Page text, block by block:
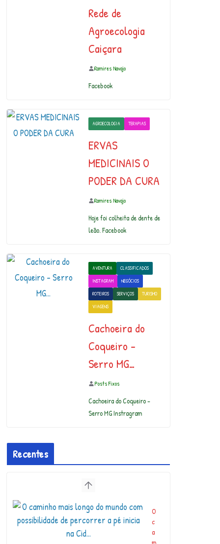
Rede de
Agroecologia
Caiçara
Ramires Navajo
Facebook
AGROECOLOGIA TERAPIAS
ERVAS
MEDICINAIS O
PODER DA CURA
Ramires Navajo
Hoje foi colheita de dente de
leão. Facebook
AVENTURA
CLASSIFICADOS
INSTAGRAM
NEGÓCIOS
ROTEIROS
SERVIÇOS
TURISMO
VIAGENS
Cachoeira do
Coqueiro –
Serro MG…
Posts Fixos
Cachoeira do Coqueiro –
Serro MG Instragram
Recentes
H
e
y